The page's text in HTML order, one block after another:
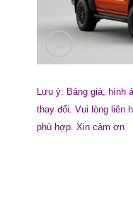
Lưu ý: Bảng giá, hình
thay đổi. Vui lòng liên
phù hợp. Xin cảm ơn